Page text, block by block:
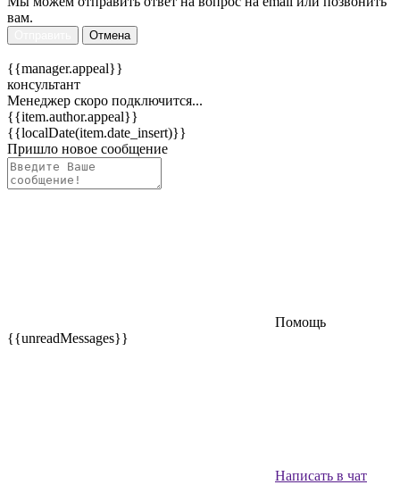
вам.
Отмена
{{manager.appeal}}
консультант
Менеджер скоро подключится...
{{item.author.appeal}}
{{localDate(item.date_insert)}}
Пришло новое сообщение
Помощь
{{unreadMessages}}
Написать в чат